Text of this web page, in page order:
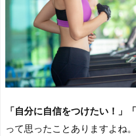
「自分に自信をつけたい！」
って思ったことありますよね。